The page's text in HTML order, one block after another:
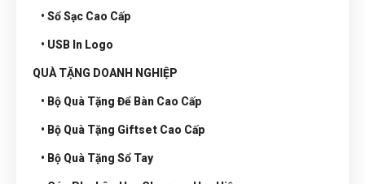
• Sổ Sạc Cao Cấp
• USB In Logo
QUÀ TẶNG DOANH NGHIỆP
• Bộ Quà Tặng Để Bàn Cao Cấp
• Bộ Quà Tặng Giftset Cao Cấp
• Bộ Quà Tặng Sổ Tay